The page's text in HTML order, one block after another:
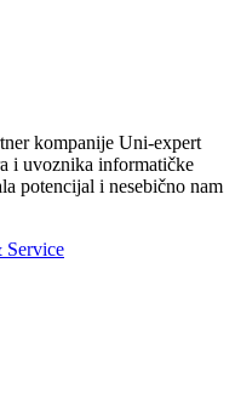
kompanije Uni-expert
i uvoznika informatičke
potencijal i nesebično nam
Service